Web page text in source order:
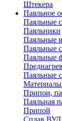
Штекера
Паяльное
Паяльные
Паяльники
Паяльные
Паяльные
Паяльные
Паяльные
Припои,
Паяльная
Припой
Сплав